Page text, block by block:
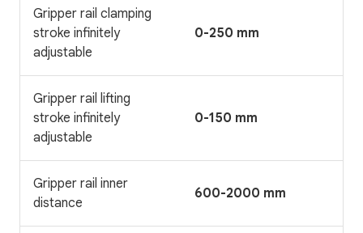
Gripper rail clamping
stroke infinitely
adjustable
0-250 mm
Gripper rail lifting
stroke infinitely
adjustable
0-150 mm
Gripper rail inner
distance
600-2000 mm